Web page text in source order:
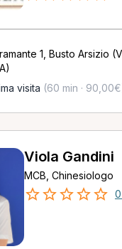
1, Busto Arsizio
visita (60 min ·
Viola Gandini
MCB, Chinesiologo